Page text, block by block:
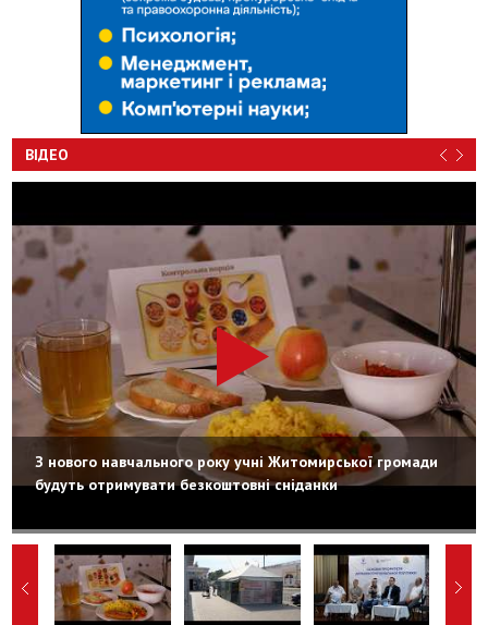
ВІДЕО
З нового навчального року учні Житомирської громади
будуть отримувати безкоштовні сніданки